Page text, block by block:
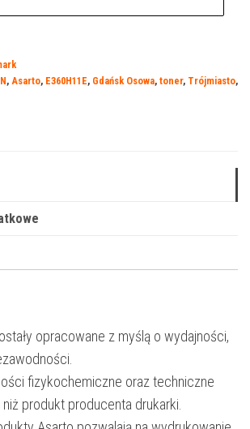
, Asarto, E360H11E, Gdańsk Osowa, toner, Trójmiasto,
opracowane z myślą o wydajności,
fizykochemiczne oraz techniczne
produkt producenta drukarki.